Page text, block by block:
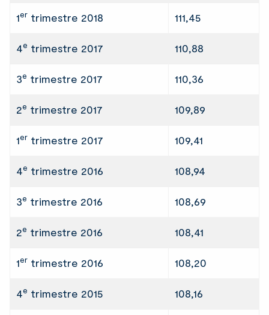
1er trimestre 2018 111,45
4e trimestre 2017 110,88
3e trimestre 2017 110,36
2e trimestre 2017 109,89
1er trimestre 2017 109,41
4e trimestre 2016 108,94
3e trimestre 2016 108,69
2e trimestre 2016 108,41
1er trimestre 2016 108,20
4e trimestre 2015 108,16